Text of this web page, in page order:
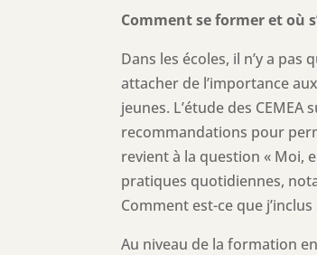
Comment se former et où
Dans les écoles, il n’y a pas
attacher de l’importance
jeunes. L’étude des
recommandations pour
revient à la question « Moi,
pratiques quotidiennes,
Comment est-ce que
Au niveau de la formation